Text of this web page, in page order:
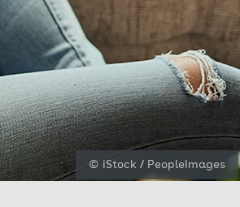
© iStock / PeopleImages